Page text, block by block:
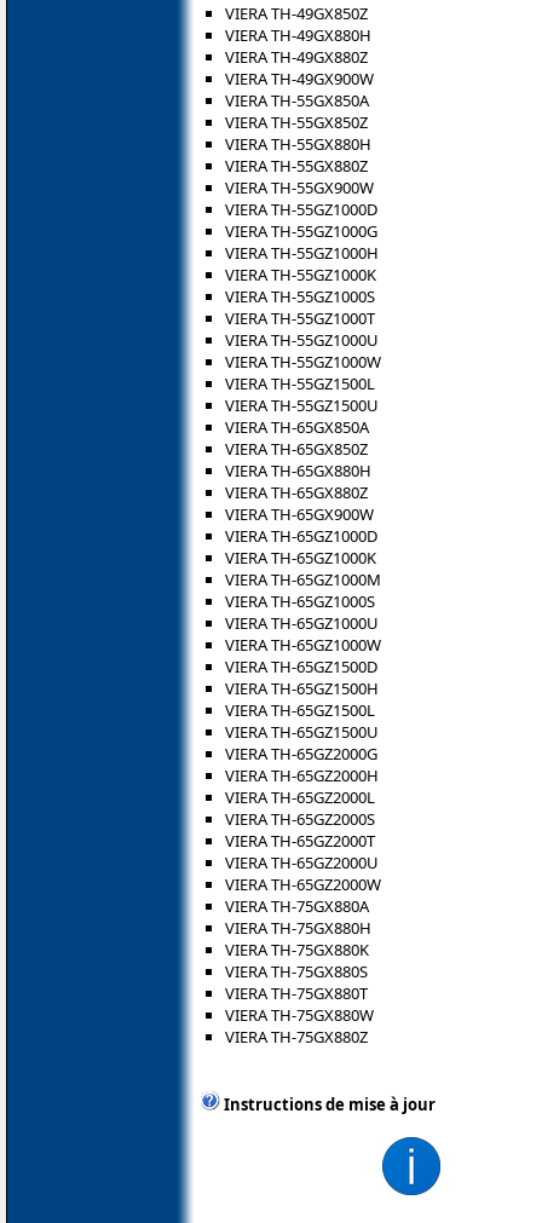
VIERA TH-49GX850Z
VIERA TH-49GX880H
VIERA TH-49GX880Z
VIERA TH-49GX900W
VIERA TH-55GX850A
VIERA TH-55GX850Z
VIERA TH-55GX880H
VIERA TH-55GX880Z
VIERA TH-55GX900W
VIERA TH-55GZ1000D
VIERA TH-55GZ1000G
VIERA TH-55GZ1000H
VIERA TH-55GZ1000K
VIERA TH-55GZ1000S
VIERA TH-55GZ1000T
VIERA TH-55GZ1000U
VIERA TH-55GZ1000W
VIERA TH-55GZ1500L
VIERA TH-55GZ1500U
VIERA TH-65GX850A
VIERA TH-65GX850Z
VIERA TH-65GX880H
VIERA TH-65GX880Z
VIERA TH-65GX900W
VIERA TH-65GZ1000D
VIERA TH-65GZ1000K
VIERA TH-65GZ1000M
VIERA TH-65GZ1000S
VIERA TH-65GZ1000U
VIERA TH-65GZ1000W
VIERA TH-65GZ1500D
VIERA TH-65GZ1500H
VIERA TH-65GZ1500L
VIERA TH-65GZ1500U
VIERA TH-65GZ2000G
VIERA TH-65GZ2000H
VIERA TH-65GZ2000L
VIERA TH-65GZ2000S
VIERA TH-65GZ2000T
VIERA TH-65GZ2000U
VIERA TH-65GZ2000W
VIERA TH-75GX880A
VIERA TH-75GX880H
VIERA TH-75GX880K
VIERA TH-75GX880S
VIERA TH-75GX880T
VIERA TH-75GX880W
VIERA TH-75GX880Z
Instructions de mise à jour